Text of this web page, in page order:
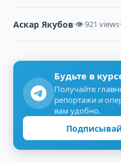
Аскар Якубов·👁 921 views·
Будьте в
Получайте
репортажи и
вам удобно.